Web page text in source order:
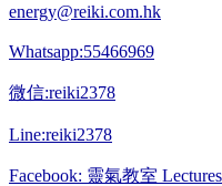
energy@reiki.com.hk
Whatsapp:55466969
微信:reiki2378
Line:reiki2378
Facebook: 靈氣教室